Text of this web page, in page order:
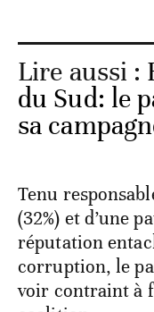
Lire aussi :
du Sud: le
sa
Tenu
(32%) et d’une
réputation
corruption, le
voir contraint à